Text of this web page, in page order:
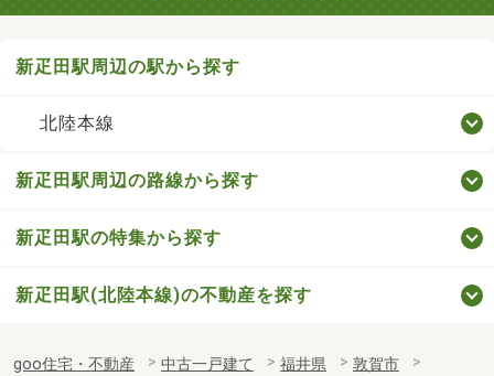
新疋田駅周辺の駅から探す
北陸本線
新疋田駅周辺の路線から探す
新疋田駅の特集から探す
新疋田駅(北陸本線)の不動産を探す
goo住宅・不動産 中古一戸建て 福井県
敦賀市